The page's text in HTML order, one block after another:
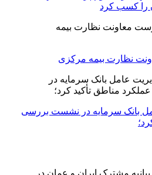
را کسب کرد
نظارت بیمه مرکزی
بانک سرمایه در نشست بررسی